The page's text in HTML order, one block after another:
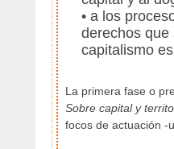
• a los
derechos que
capitalismo
La primera fase o
Sobre capital y
focos de actuación -